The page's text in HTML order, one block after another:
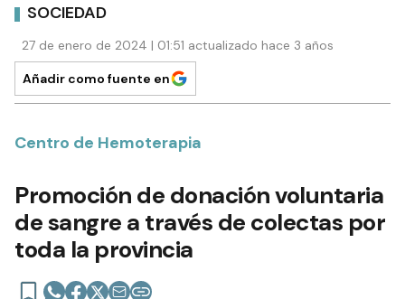
SOCIEDAD
27 de enero de 2024 | 01:51 actualizado hace 3 años
Añadir como fuente en
Centro de Hemoterapia
Promoción de donación voluntaria
de sangre a través de colectas por
toda la provincia